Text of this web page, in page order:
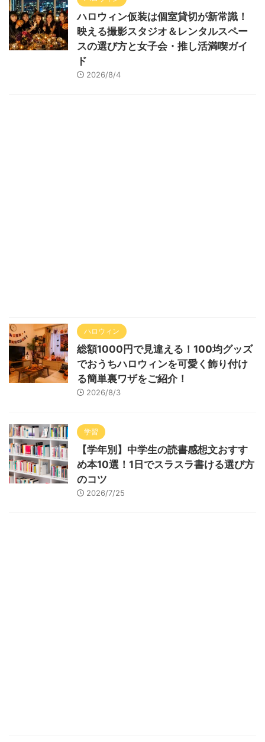
ハロウィン仮装は個室貸切が新常識！
映える撮影スタジオ＆レンタルスペー
スの選び方と女子会・推し活満喫ガイ
ド
2026/8/4
ハロウィン
総額1000円で見違える！100均グッズ
でおうちハロウィンを可愛く飾り付け
る簡単裏ワザをご紹介！
2026/8/3
学習
【学年別】中学生の読書感想文おすす
め本10選！1日でスラスラ書ける選び方
のコツ
2026/7/25